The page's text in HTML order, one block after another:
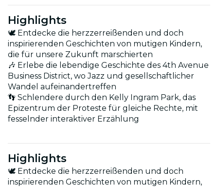
Highlights
🕊 Entdecke die herzzerreißenden und doch
inspirierenden Geschichten von mutigen Kindern,
die für unsere Zukunft marschierten
🎶 Erlebe die lebendige Geschichte des 4th Avenue
Business District, wo Jazz und gesellschaftlicher
Wandel aufeinandertreffen
👣 Schlendere durch den Kelly Ingram Park, das
Epizentrum der Proteste für gleiche Rechte, mit
fesselnder interaktiver Erzählung
Highlights
🕊 Entdecke die herzzerreißenden und doch
inspirierenden Geschichten von mutigen Kindern,